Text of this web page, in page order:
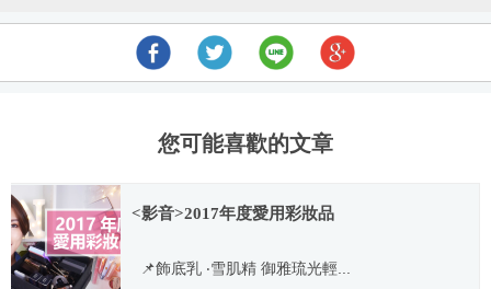
您可能喜歡的文章
<影音>2017年度愛用彩妝品
📌飾底乳 ‧雪肌精 御雅琉光輕...